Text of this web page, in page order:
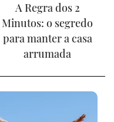
A Regra dos 2
Minutos: o segredo
para manter a casa
arrumada